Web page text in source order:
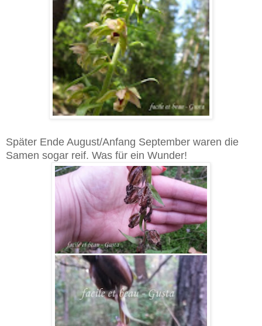
Später Ende August/Anfang September waren die
Samen sogar reif. Was für ein Wunder!